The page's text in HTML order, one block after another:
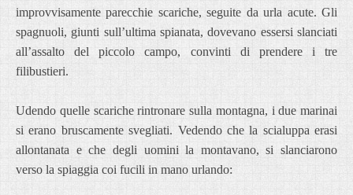
improvvisamente parecchie scariche, seguite da urla acute. Gli
spagnuoli, giunti sull’ultima spianata, dovevano essersi slanciati
all’assalto del piccolo campo, convinti di prendere i tre
filibustieri.
Udendo quelle scariche rintronare sulla montagna, i due marinai
si erano bruscamente svegliati. Vedendo che la scialuppa erasi
allontanata e che degli uomini la montavano, si slanciarono
verso la spiaggia coi fucili in mano urlando: